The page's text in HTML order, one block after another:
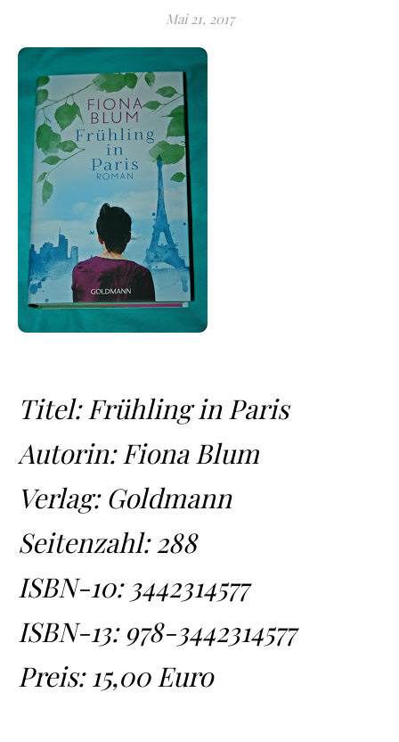
Mai 21, 2017
Titel: Frühling in Paris
Autorin: Fiona Blum
Verlag: Goldmann
Seitenzahl: 288
ISBN-10: 3442314577
ISBN-13: 978-3442314577
Preis: 15,00 Euro